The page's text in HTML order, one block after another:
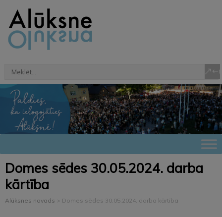
Domes sēdes 30.05.2024. darba
kārtība
Alūksnes novads > Domes sēdes 30.05.2024. darba kārtība